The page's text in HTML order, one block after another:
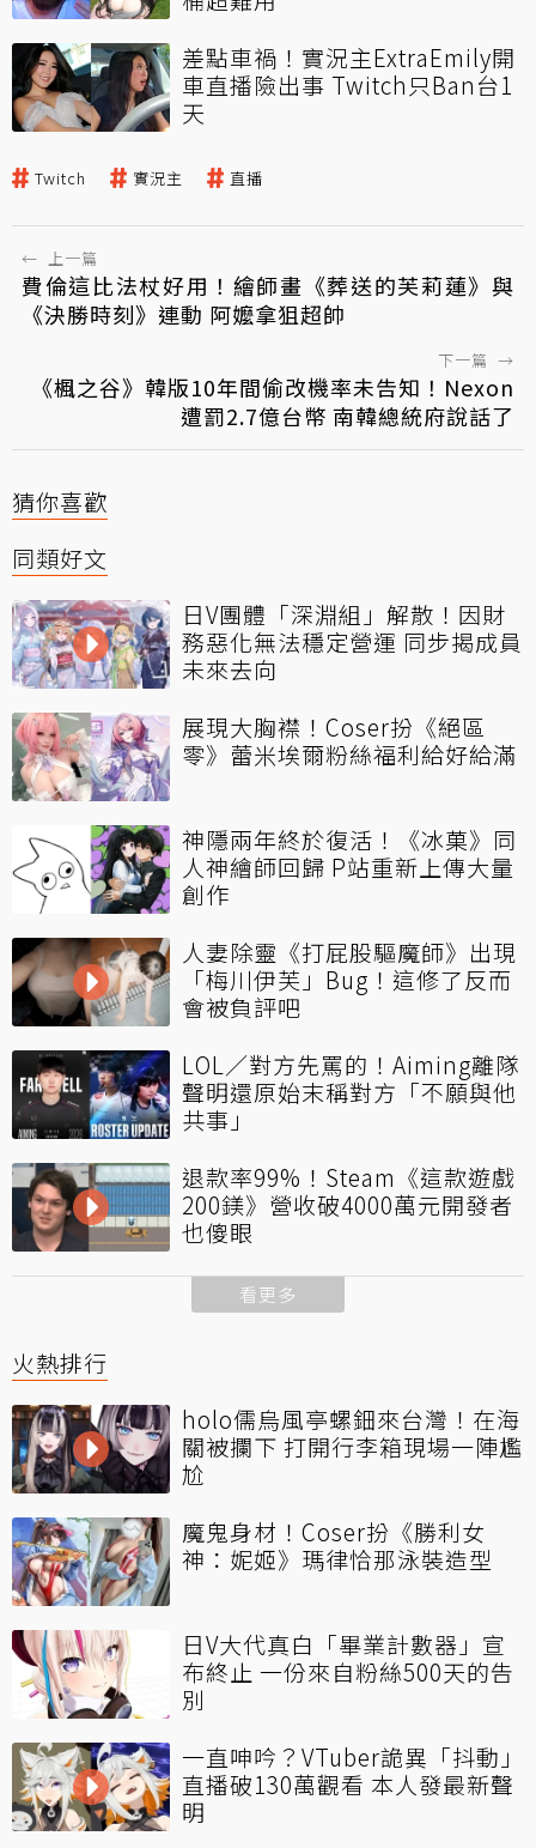
差點車禍！實況主ExtraEmily開
車直播險出事 Twitch只Ban台1
天
Twitch 實況主 直播
← 上一篇
費倫這比法杖好用！繪師畫《葬送的芙莉蓮》與
《決勝時刻》連動 阿嬤拿狙超帥
下一篇 →
《楓之谷》韓版10年間偷改機率未告知！Nexon
遭罰2.7億台幣 南韓總統府說話了
猜你喜歡
同類好文
日V團體「深淵組」解散！因財
務惡化無法穩定營運 同步揭成員
未來去向
展現大胸襟！Coser扮《絕區
零》蕾米埃爾粉絲福利給好給滿
神隱兩年終於復活！《冰菓》同
人神繪師回歸 P站重新上傳大量
創作
人妻除靈《打屁股驅魔師》出現
「梅川伊芙」Bug！這修了反而
會被負評吧
LOL／對方先罵的！Aiming離隊
聲明還原始末稱對方「不願與他
共事」
退款率99%！Steam《這款遊戲
200鎂》營收破4000萬元開發者
也傻眼
看更多
火熱排行
holo儒烏風亭螺鈿來台灣！在海
關被攔下 打開行李箱現場一陣尷
尬
魔鬼身材！Coser扮《勝利女
神：妮姬》瑪律恰那泳裝造型
日V大代真白「畢業計數器」宣
布終止 一份來自粉絲500天的告
別
一直呻吟？VTuber詭異「抖動」
直播破130萬觀看 本人發最新聲
明